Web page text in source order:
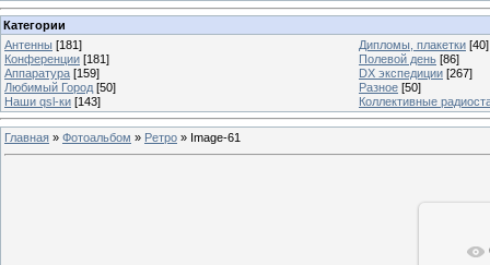
Категории
Антенны [181] Дипломы, плакетки [40]
Конференции [181] Полевой день [86]
Аппаратура [159] DX экспедиции [267]
Любимый Город [50] Разное [50]
Наши qsl-ки [143] Коллективные
Главная » Фотоальбом » Ретро » Image-61